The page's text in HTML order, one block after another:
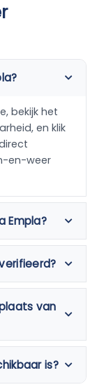
bekijk het
en klik
en-weer
Empla?
van
is?